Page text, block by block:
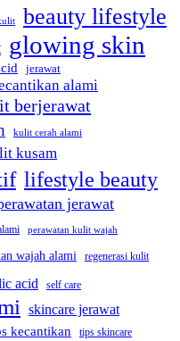
beauty lifestyle
glowing skin
jerawat
alami
berjerawat
kulit cerah alami
kusam
lifestyle beauty
jerawat
perawatan kulit wajah
wajah alami regenerasi kulit
acid self care
skincare jerawat
kecantikan tips skincare